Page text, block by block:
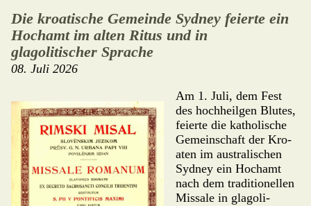
Die kroatische Gemeinde Sydney feierte ein
Hochamt im alten Ritus und in
glagolitischer Sprache
08. Juli 2026
Am 1. Juli, dem Fest
des hochheilgen Blutes,
feierte die katholische
Gemeinschaft der Kro­
a­ten im au­strali­schen
Sydney ein Hochamt
nach dem traditi­onellen
Missale in glago­li­